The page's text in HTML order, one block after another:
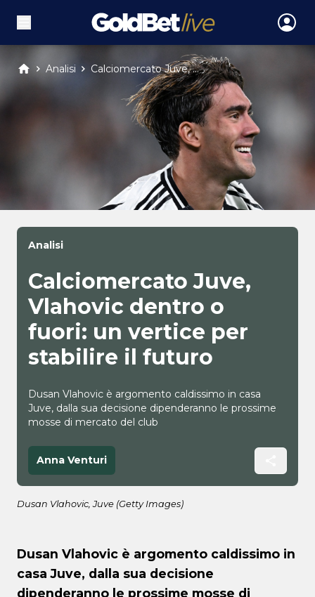
Analisi Calciomercato Juve, ...
Analisi
Calciomercato Juve,
Vlahovic dentro o
fuori: un vertice per
stabilire il futuro
Dusan Vlahovic è argomento caldissimo in casa
Juve, dalla sua decisione dipenderanno le prossime
mosse di mercato del club
Anna Venturi
Dusan Vlahovic, Juve (Getty Images)
Dusan Vlahovic è argomento caldissimo in
casa Juve, dalla sua decisione
dipenderanno le prossime mosse di